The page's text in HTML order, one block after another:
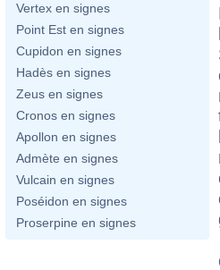
Vertex en signes
Point Est en signes
Cupidon en signes
Hadès en signes
Zeus en signes
Cronos en signes
Apollon en signes
Admète en signes
Vulcain en signes
Poséidon en signes
Proserpine en signes